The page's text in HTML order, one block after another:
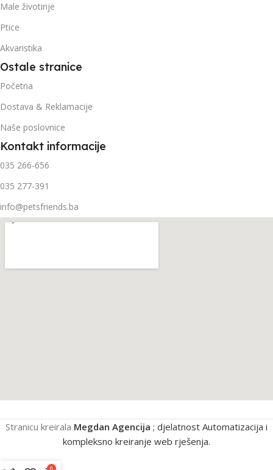
Male životinje
Ptice
Akvaristika
Ostale stranice
Početna
Dostava & Reklamacije
Naše poslovnice
Kontakt informacije
035 266-656
035 277-391
info@petsfriends.ba
Stranicu kreirala Megdan Agencija ; djelatnost Automatizacija i
kompleksno kreiranje web rješenja.